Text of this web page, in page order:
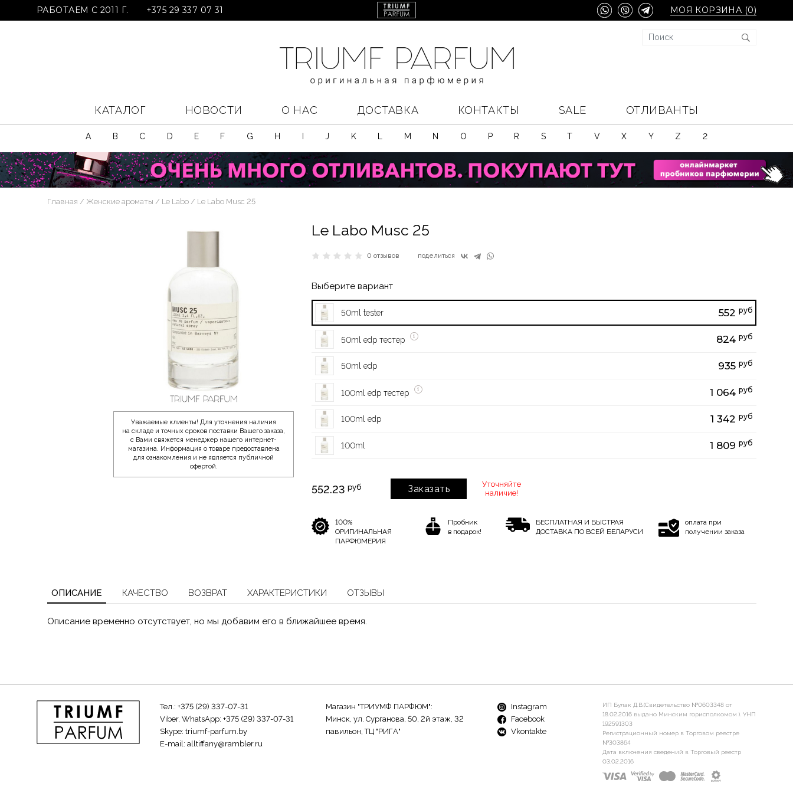
РАБОТАЕМ С 2011 Г. +375 29 337 07 31 МОЯ КОРЗИНА (0)
КАТАЛОГ НОВОСТИ О НАС ДОСТАВКА КОНТАКТЫ SALE ОТЛИВАНТЫ
A B C D E F G H J K M N O P R S T V X Y Z 2
Главная Женские ароматы Le Labo Le Labo Musc 25
Уважаемые клиенты! Для уточнения наличия
на складе и точных сроков поставки Вашего заказа,
с Вами свяжется менеджер нашего интернет-
магазина. Информация о товаре предоставлена
для ознакомления и не является публичной
офертой.
Le Labo Musc 25
0 отзывов поделиться
Выберите вариант
50ml tester 552 руб
50ml edp тестер 824 руб
50ml edp 935 руб
100ml edp тестер 1 064 руб
100ml edp 1 342 руб
100ml 1 809 руб
552.23 руб Заказать
Уточняйте
наличие!
100%
ОРИГИНАЛЬНАЯ
ПАРФЮМЕРИЯ
Пробник
в подарок!
БЕСПЛАТНАЯ И БЫСТРАЯ
ДОСТАВКА ПО ВСЕЙ БЕЛАРУСИ
оплата при
получении заказа
ОПИСАНИЕ КАЧЕСТВО ВОЗВРАТ ХАРАКТЕРИСТИКИ ОТЗЫВЫ
Описание временно отсутствует, но мы добавим его в ближайшее время.
Тел.: +375 (29) 337-07-31
Viber, WhatsApp: +375 (29) 337-07-31
Skype: triumf-parfum.by
E-mail: alltiffany@rambler.ru
Магазин "ТРИУМФ ПАРФЮМ":
Минск, ул. Сурганова, 50, 2й этаж, 32
павильон, ТЦ "РИГА"
Instagram
Facebook
Vkontakte
ИП Булак Д.В.(Свидетельство №0603348 от
18.02.2016 выдано Минским горисполкомом ). УНП
192591303
Регистрационный номер в Торговом реестре
№303864
Дата включения сведений в Торговый реестр
03.02.2016